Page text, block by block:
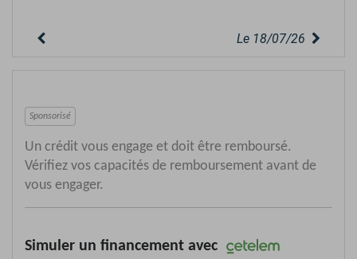
Le 18/07/26